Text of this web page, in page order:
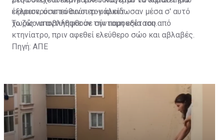
έκλεισε, οι υπεύθυνοι τον κλείδωσαν μέσα σ' αυτό
χωρίς να αντιληφθούν την παρουσία του.
εξερευνούσε το σούπερ-μάρκετ.
Το ζώο υποβλήθηκε σε σύντομη εξέταση από
κτηνίατρο, πριν αφεθεί ελεύθερο σώο και αβλαβές.
Πηγή: ΑΠΕ